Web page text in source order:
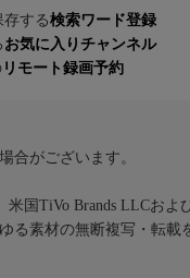
存する検索ワード登録
お気に入りチャンネル
リモート録画予約
合がございます。
国TiVo Brands LLCお
る素材の無断複写・転載